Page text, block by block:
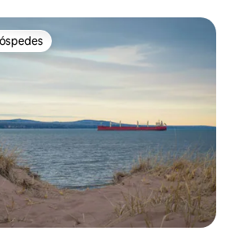
preferidos dos hóspedes